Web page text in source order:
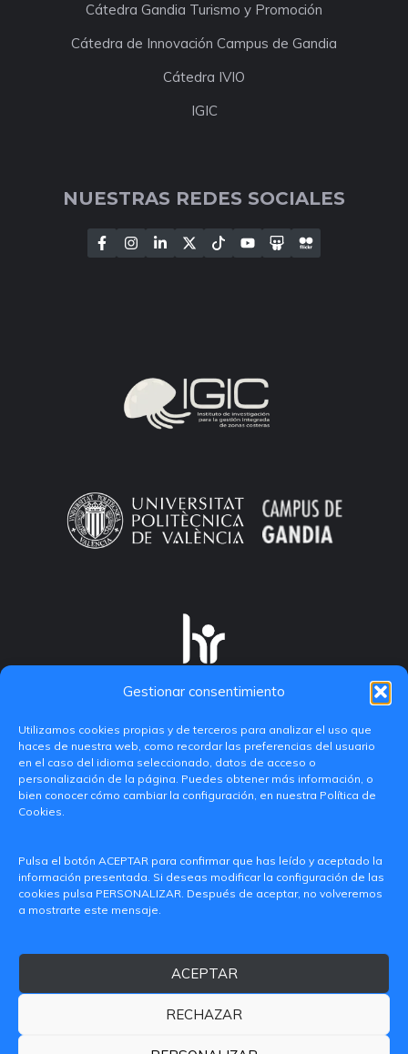
Gestionar consentimiento
Utilizamos cookies propias y de terceros para analizar el uso que
haces de nuestra web, como recordar las preferencias del usuario
en el caso del idioma seleccionado, datos de acceso o
personalización de la página. Puedes obtener más información, o
bien conocer cómo cambiar la configuración, en nuestra Política de
Cookies.
Pulsa el botón ACEPTAR para confirmar que has leído y aceptado la
información presentada. Si deseas modificar la configuración de las
cookies pulsa PERSONALIZAR. Después de aceptar, no volveremos
a mostrarte este mensaje.
ACEPTAR
RECHAZAR
Cátedra Gandia Turismo y Promoción
Cátedra de Innovación Campus de Gandia
Cátedra IVIO
IGIC
NUESTRAS REDES SOCIALES
(València)
iditransferencia@epsg.upv.es
© 2026 CAMPUS DE GANDIA UNIVERSITAT POLITÈCNICA